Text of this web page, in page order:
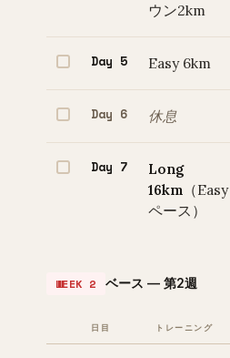
ウン2km
Day 5 Easy 6km
Day 6 休息
Day 7
Long
16km （Easy
ペース）
WEEK 2 ベース — 第2週
日目 トレーニング